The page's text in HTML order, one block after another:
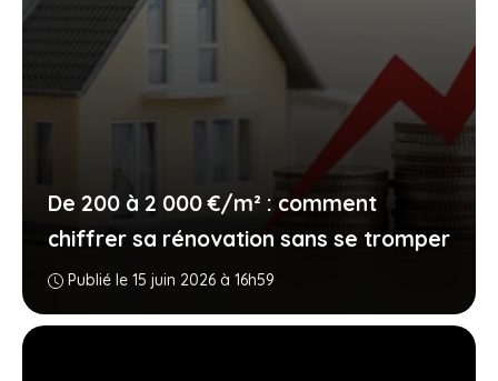
De 200 à 2 000 €/m² : comment
chiffrer sa rénovation sans se tromper
Publié le 15 juin 2026 à 16h59